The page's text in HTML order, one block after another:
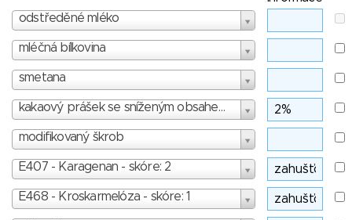
odstředěné mléko
mléčná bílkovina
smetana
kakaový prášek se sníženým obsahem tuku
modifikovaný škrob
E407 - Karagenan - skóre: 2
E468 - Kroskarmelóza - skóre: 1